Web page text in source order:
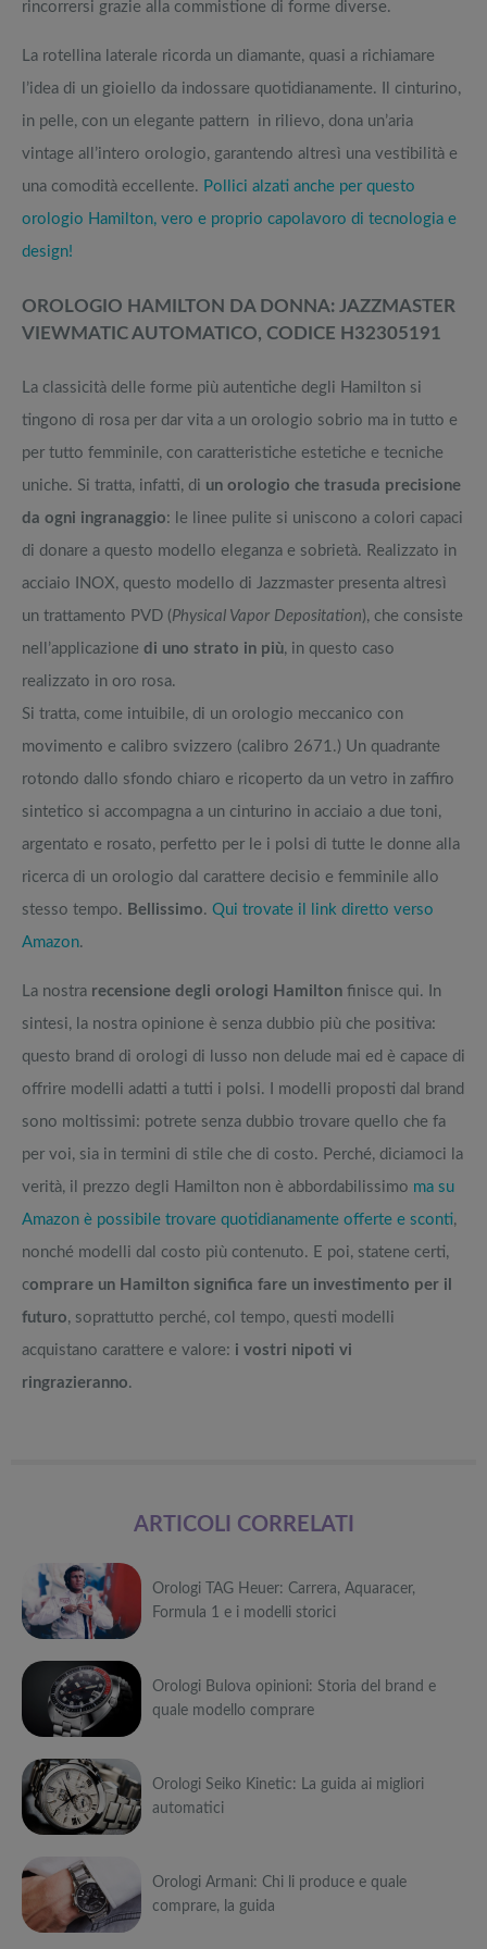
rincorrersi grazie alla commistione di forme diverse.
La rotellina laterale ricorda un diamante, quasi a richiamare
l’idea di un gioiello da indossare quotidianamente. Il cinturino,
in pelle, con un elegante pattern in rilievo, dona un’aria
vintage all’intero orologio, garantendo altresì una vestibilità e
una comodità eccellente. Pollici alzati anche per questo
orologio Hamilton, vero e proprio capolavoro di tecnologia e
design!
OROLOGIO HAMILTON DA DONNA: JAZZMASTER
VIEWMATIC AUTOMATICO, CODICE H32305191
La classicità delle forme più autentiche degli Hamilton si
tingono di rosa per dar vita a un orologio sobrio ma in tutto e
per tutto femminile, con caratteristiche estetiche e tecniche
uniche. Si tratta, infatti, di un orologio che trasuda precisione
da ogni ingranaggio: le linee pulite si uniscono a colori capaci
di donare a questo modello eleganza e sobrietà. Realizzato in
acciaio INOX, questo modello di Jazzmaster presenta altresì
un trattamento PVD (Physical Vapor Depositation), che consiste
nell’applicazione di uno strato in più, in questo caso
realizzato in oro rosa.
Si tratta, come intuibile, di un orologio meccanico con
movimento e calibro svizzero (calibro 2671.) Un quadrante
rotondo dallo sfondo chiaro e ricoperto da un vetro in zaffiro
sintetico si accompagna a un cinturino in acciaio a due toni,
argentato e rosato, perfetto per le i polsi di tutte le donne alla
ricerca di un orologio dal carattere decisio e femminile allo
stesso tempo. Bellissimo. Qui trovate il link diretto verso
Amazon.
La nostra recensione degli orologi Hamilton finisce qui. In
sintesi, la nostra opinione è senza dubbio più che positiva:
questo brand di orologi di lusso non delude mai ed è capace di
offrire modelli adatti a tutti i polsi. I modelli proposti dal brand
sono moltissimi: potrete senza dubbio trovare quello che fa
per voi, sia in termini di stile che di costo. Perché, diciamoci la
verità, il prezzo degli Hamilton non è abbordabilissimo ma su
Amazon è possibile trovare quotidianamente offerte e sconti,
nonché modelli dal costo più contenuto. E poi, statene certi,
comprare un Hamilton significa fare un investimento per il
futuro, soprattutto perché, col tempo, questi modelli
acquistano carattere e valore: i vostri nipoti vi
ringrazieranno.
ARTICOLI CORRELATI
interessarti anche
Attrezzi
metà prezzo
Black Friday:
Tapis roulant,
cyclette,
vibranti
Migliori smart
TV in offerta
Black Friday:
PERDERE
Offerte robot
aspirapolvere
da non
perdere nella
Black Friday
Week
Tavola SUP
prezzo: i
migliori Stand
Orologi TAG Heuer: Carrera, Aquaracer,
Formula 1 e i modelli storici
interessarti anche
Attrezzi
metà prezzo
Black Friday:
Tapis roulant,
cyclette,
Migliori smart
TV in offerta
Black Friday:
Offerte robot
Orologi Bulova opinioni: Storia del brand e
quale modello comprare
interessarti anche
Attrezzi
Orologi Seiko Kinetic: La guida ai migliori
automatici
Orologi Armani: Chi li produce e quale
comprare, la guida